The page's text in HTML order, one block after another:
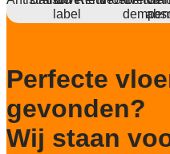
Deling
189000 noppen/m2
Totaal gwicht
2350 g/m2
Lichtechtheid NF EN
Perfecte
gevonden?
Wij staan